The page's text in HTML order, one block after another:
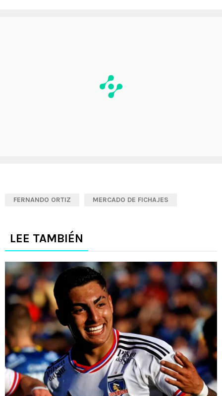
FERNANDO ORTIZ MERCADO DE FICHAJES
LEE TAMBIÉN